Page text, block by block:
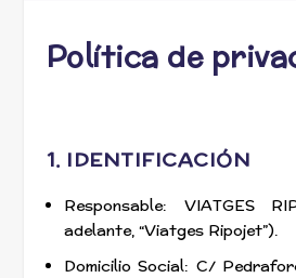
Política de
1. IDENTIFICACIÓN
Responsable: VIATGES
adelante, “Viatges Ripojet”).
Domicilio Social: C/